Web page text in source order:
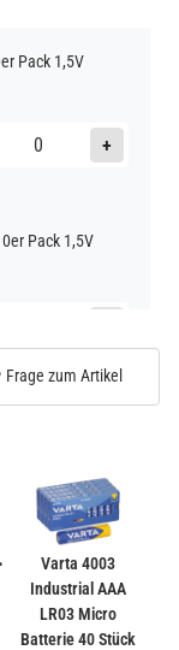
Pack 1,5V
+
Pack 1,5V
+
4000mAh
Frage zum Artikel
Varta 4003
Industrial AAA
LR03 Micro
Batterie 40 Stück